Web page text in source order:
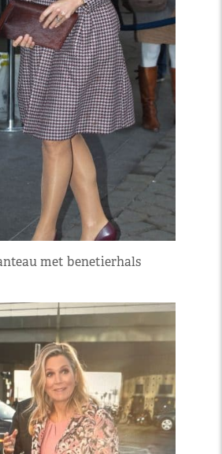
met benetierhals